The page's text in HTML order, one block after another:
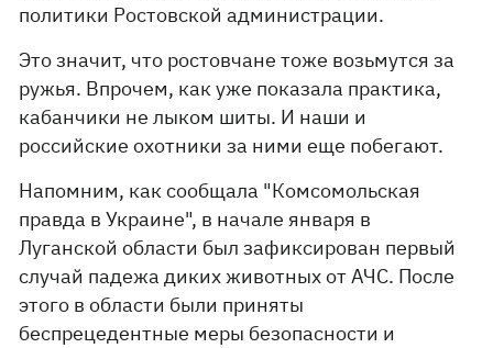
политики Ростовской администрации.
Это значит, что ростовчане тоже возьмутся за
ружья. Впрочем, как уже показала практика,
кабанчики не лыком шиты. И наши и
российские охотники за ними еще побегают.
Напомним, как сообщала "Комсомольская
правда в Украине", в начале января в
Луганской области был зафиксирован первый
случай падежа диких животных от АЧС. После
этого в области были приняты
беспрецедентные меры безопасности и